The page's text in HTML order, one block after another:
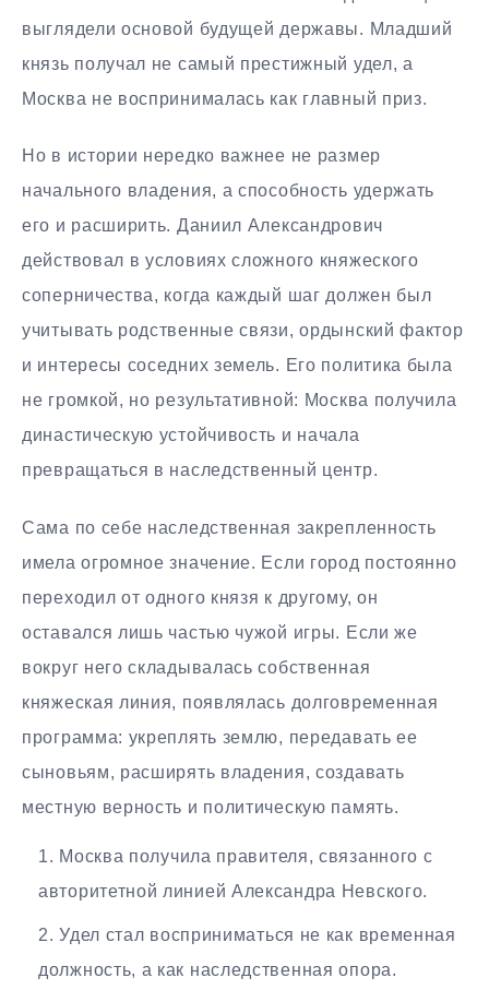
выглядели основой будущей державы. Младший
князь получал не самый престижный удел, а
Москва не воспринималась как главный приз.
Но в истории нередко важнее не размер
начального владения, а способность удержать
его и расширить. Даниил Александрович
действовал в условиях сложного княжеского
соперничества, когда каждый шаг должен был
учитывать родственные связи, ордынский фактор
и интересы соседних земель. Его политика была
не громкой, но результативной: Москва получила
династическую устойчивость и начала
превращаться в наследственный центр.
Сама по себе наследственная закрепленность
имела огромное значение. Если город постоянно
переходил от одного князя к другому, он
оставался лишь частью чужой игры. Если же
вокруг него складывалась собственная
княжеская линия, появлялась долговременная
программа: укреплять землю, передавать ее
сыновьям, расширять владения, создавать
местную верность и политическую память.
Москва получила правителя, связанного с
авторитетной линией Александра Невского.
Удел стал восприниматься не как временная
должность, а как наследственная опора.